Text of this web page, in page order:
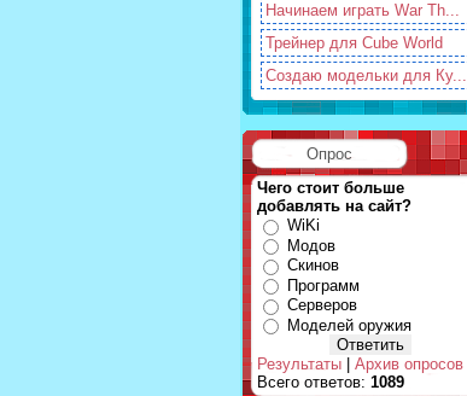
Начинаем играть War Th...
Трейнер для Cube World
Создаю модельки для Ку...
Опрос
Чего стоит больше
добавлять на сайт?
WiKi
Модов
Скинов
Программ
Серверов
Моделей оружия
Результаты
Архив опросов
Всего ответов: 1089